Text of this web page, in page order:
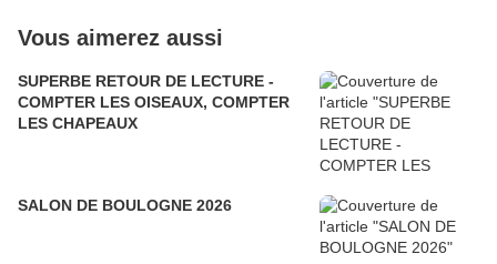
Vous aimerez aussi
SUPERBE RETOUR DE LECTURE -
COMPTER LES OISEAUX, COMPTER
LES CHAPEAUX
SALON DE BOULOGNE 2026